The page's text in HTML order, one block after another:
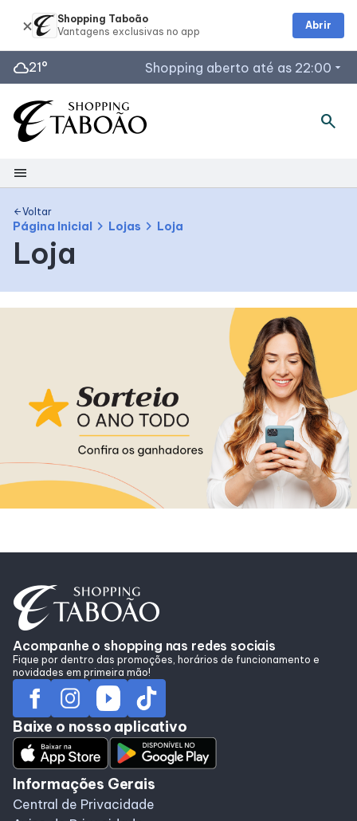
cloud21° Shopping aberto até as 22:00 arrow_drop_down
Horários de Funcionamento
Lojas
Acessar todos os horários
search
menu
Shopping
Mapa interno
Facilidades
Horários
Entretenimento
Fique por Dentro
Lojas e Restaurantes
Lojas
Alimentação
Delivery
arrow_backVoltar
Página Inicial chevron_right Lojas chevron_right Loja
Loja
Acompanhe o shopping nas redes sociais
Fique por dentro das promoções, horários de funcionamento e
novidades em primeira mão!
Baixe o nosso aplicativo
Informações Gerais
Central de Privacidade
Shopping Taboão
Abrir